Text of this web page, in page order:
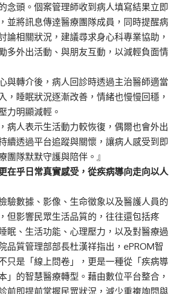
念頭。個案管理師收到病人填寫結果立即
並將訊息傳逹醫療團隊成員，同時提醒病
論相關狀況，建議尋求身心科專業協助，
多外出活動、與朋友互動，以減輕負面情
與轉介後，病人回診時透過主治醫師適當
，睡眠狀況逐漸改善，情緒也慢慢回穩，
力明顯減輕。
病人表示生活動力較恢復，偶爾也會外出
續透過平台追蹤與關懷，讓病人感受到即
團隊默默守護與陪伴。』
在乎日常真實感受，從疾病導向走向以人
驗數據、影像、生命徵象以及醫護人員的
但影響民眾生活品質的，往往還包括疼
眠、生活功能、心理壓力，以及對醫療過
品質管理部部長杜漢祥指出，ePROM智
只是「線上問卷」，更是一種從「疾病導
」的智慧醫療轉型。藉由數位平台整合，
前即提前掌握民眾狀況，減少重複詢問與